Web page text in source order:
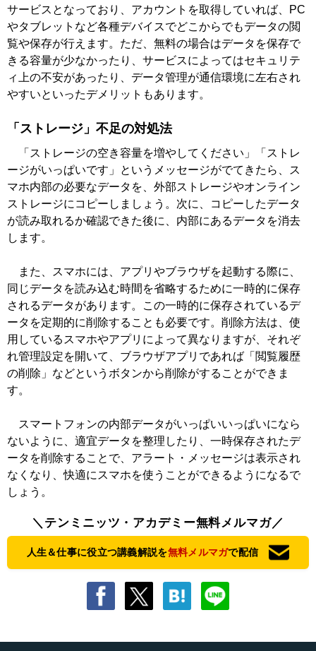
サービスとなっており、アカウントを取得していれば、PC
やタブレットなど各種デバイスでどこからでもデータの閲
覧や保存が行えます。ただ、無料の場合はデータを保存で
きる容量が少なかったり、サービスによってはセキュリテ
ィ上の不安があったり、データ管理が通信環境に左右され
やすいといったデメリットもあります。
「ストレージ」不足の対処法
「ストレージの空き容量を増やしてください」「ストレ
ージがいっぱいです」というメッセージがでてきたら、ス
マホ内部の必要なデータを、外部ストレージやオンライン
ストレージにコピーしましょう。次に、コピーしたデータ
が読み取れるか確認できた後に、内部にあるデータを消去
します。
また、スマホには、アプリやブラウザを起動する際に、
同じデータを読み込む時間を省略するために一時的に保存
されるデータがあります。この一時的に保存されているデ
ータを定期的に削除することも必要です。削除方法は、使
用しているスマホやアプリによって異なりますが、それぞ
れ管理設定を開いて、ブラウザアプリであれば「閲覧履歴
の削除」などというボタンから削除がすることができま
す。
スマートフォンの内部データがいっぱいいっぱいになら
ないように、適宜データを整理したり、一時保存されたデ
ータを削除することで、アラート・メッセージは表示され
なくなり、快適にスマホを使うことができるようになるで
しょう。
＼テンミニッツ・アカデミー無料メルマガ／
人生＆仕事に役立つ講義解説を無料メルマガで配信